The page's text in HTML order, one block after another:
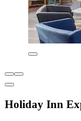
Holiday Inn